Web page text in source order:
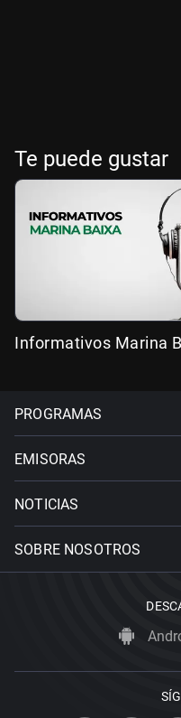
Te puede gustar
Informativos Marina
PROGRAMAS
EMISORAS
NOTICIAS
SOBRE NOSOTROS